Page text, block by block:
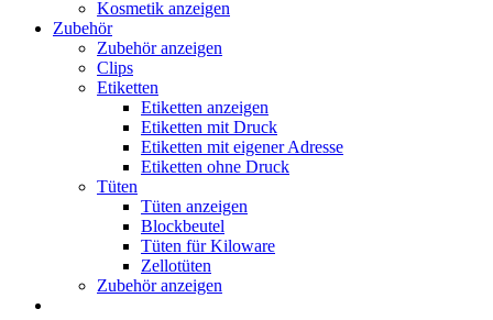
Kosmetik anzeigen
Zubehör
Zubehör anzeigen
Clips
Etiketten
Etiketten anzeigen
Etiketten mit Druck
Etiketten mit eigener Adresse
Etiketten ohne Druck
Tüten
Tüten anzeigen
Blockbeutel
Tüten für Kiloware
Zellotüten
Zubehör anzeigen